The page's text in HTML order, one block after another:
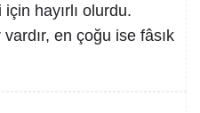
hayırlı olurdu.
en çoğu ise fâsık